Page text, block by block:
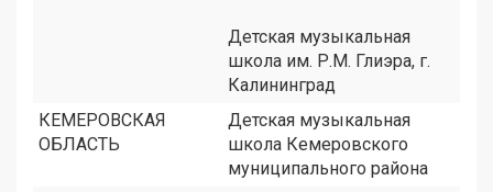
Детская музыкальная
школа им. Р.М. Глиэра, г.
Калининград
КЕМЕРОВСКАЯ
ОБЛАСТЬ
Детская музыкальная
школа Кемеровского
муниципального района